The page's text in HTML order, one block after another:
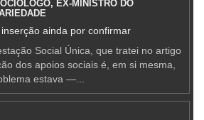
EX-MINISTRO DO
ainda por confirmar
Social Única, que tratei no artigo
dos apoios sociais é, em si mesma,
estava —...